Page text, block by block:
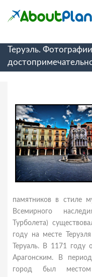
Теруэль.
памятников в стиле
Всемирного
Турболета)
году на месте
Теруаль. В 1171 году
Арагонским. В
город был местом